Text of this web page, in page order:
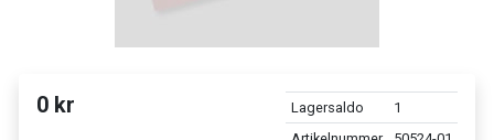
0 kr Lagersaldo
1